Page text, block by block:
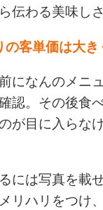
伝わる美味し
客単価は大き
になんのメ
認。その後食
が目に入らな
には写真を載
リハリをつけ